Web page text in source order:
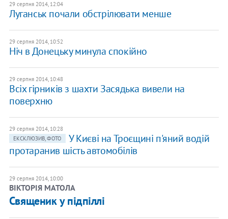
29 серпня 2014, 12:04
Луганськ почали обстрілювати менше
29 серпня 2014, 10:52
Ніч в Донецьку минула спокійно
29 серпня 2014, 10:48
Всіх гірників з шахти Засядька вивели на
поверхню
29 серпня 2014, 10:28
ЕКСКЛЮЗИВ, ФОТО
У Києві на Троєщині п'яний водій
протаранив шість автомобілів
29 серпня 2014, 10:00
ВІКТОРІЯ МАТОЛА
Священик у підпіллі